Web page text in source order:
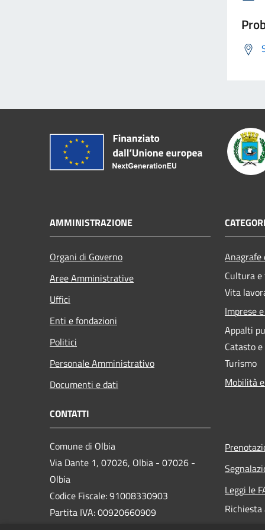
AMMINISTRAZIONE
Organi di Governo
Aree Amministrative
Uffici
Enti e fondazioni
Politici
Personale Amministrativo
Documenti e dati
Cultura
Vita
Imprese
Appalti
Catasto
Turismo
Mobilità
CONTATTI
Comune di Olbia
Via Dante 1, 07026, Olbia - 07026 -
Olbia
Codice Fiscale: 91008330903
Partita IVA: 00920660909
Leggi le